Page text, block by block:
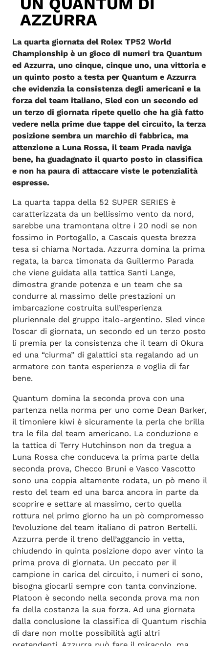
UN QUANTUM DI
AZZURRA
La quarta giornata del Rolex TP52 World
Championship è un gioco di numeri tra Quantum
ed Azzurra, uno cinque, cinque uno, una vittoria e
un quinto posto a testa per Quantum e Azzurra
che evidenzia la consistenza degli americani e la
forza del team italiano, Sled con un secondo ed
un terzo di giornata ripete quello che ha già fatto
vedere nella prime due tappe del circuito, la terza
posizione sembra un marchio di fabbrica, ma
attenzione a Luna Rossa, il team Prada naviga
bene, ha guadagnato il quarto posto in classifica
e non ha paura di attaccare viste le potenzialità
espresse.
La quarta tappa della 52 SUPER SERIES è
caratterizzata da un bellissimo vento da nord,
sarebbe una tramontana oltre i 20 nodi se non
fossimo in Portogallo, a Cascais questa brezza
tesa si chiama Nortada. Azzurra domina la prima
regata, la barca timonata da Guillermo Parada
che viene guidata alla tattica Santi Lange,
dimostra grande potenza e un team che sa
condurre al massimo delle prestazioni un
imbarcazione costruita sull’esperienza
pluriennale del gruppo italo-argentino. Sled vince
l’oscar di giornata, un secondo ed un terzo posto
li premia per la consistenza che il team di Okura
ed una “ciurma” di galattici sta regalando ad un
armatore con tanta esperienza e voglia di far
bene.
Quantum domina la seconda prova con una
partenza nella norma per uno come Dean Barker,
il timoniere kiwi è sicuramente la perla che brilla
tra le fila del team americano. La conduzione e
la tattica di Terry Hutchinson non da tregua a
Luna Rossa che conduceva la prima parte della
seconda prova, Checco Bruni e Vasco Vascotto
sono una coppia altamente rodata, un pò meno il
resto del team ed una barca ancora in parte da
scoprire e settare al massimo, certo quella
rottura nel primo giorno ha un pò compromesso
l’evoluzione del team italiano di patron Bertelli.
Azzurra perde il treno dell’aggancio in vetta,
chiudendo in quinta posizione dopo aver vinto la
prima prova di giornata. Un peccato per il
campione in carica del circuito, i numeri ci sono,
bisogna giocarli sempre con tanta convinzione.
Platoon è secondo nella seconda prova ma non
fa della costanza la sua forza. Ad una giornata
dalla conclusione la classifica di Quantum rischia
di dare non molte possibilità agli altri